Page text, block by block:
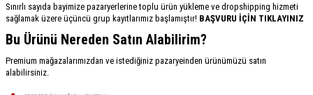
Sınırlı sayıda bayimize pazaryerlerine toplu ürün yükleme ve dropshipping hizmeti
sağlamak üzere üçüncü grup kayıtlarımız başlamıştır! BAŞVURU İÇİN TIKLAYINIZ
Bu Ürünü Nereden Satın Alabilirim?
Premium mağazalarımızdan ve istediğiniz pazaryeinden ürünümüzü satın
alabilirsiniz.